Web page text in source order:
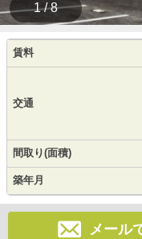
1 / 8
賃料
交通
間取り(面積)
築年月
メール